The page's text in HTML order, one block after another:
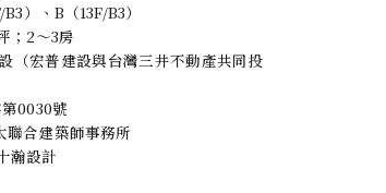
）、B（13F/B3）
；2～3房
（宏普建設與台灣三井不動產共同投
0030號
聯合建築師事務所
瀚設計